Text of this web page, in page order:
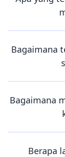
Bagaimana
Bagaimana
Berapa